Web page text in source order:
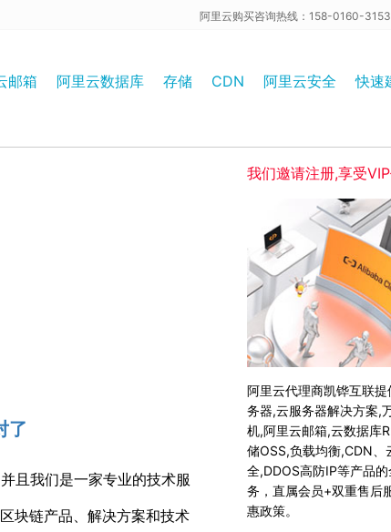
阿里云购买咨询热线：158-0160-3153
邮箱 阿里云数据库 存储 CDN 阿里云安全 快速
了
且我们是一家专业的技术服
块链产品、解决方案和技术
我们邀请注册,享受VIP
阿里云代理商凯铧互联提
务器,云服务器解决方案,
机,阿里云邮箱,云数据库
储OSS,负载均衡,CDN、
全,DDOS高防IP等产品
务，直属会员+双重售后
惠政策。